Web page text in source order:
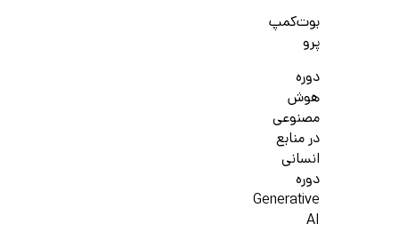
بوت‌کمپ
پرو
دوره
هوش
مصنوعی
در منابع
انسانی
دوره
Generative
AI